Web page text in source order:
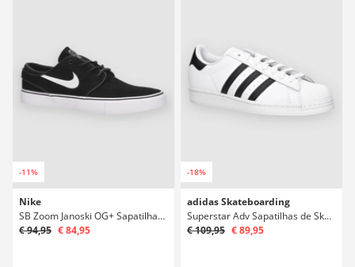
-11%
Nike
SB Zoom Janoski OG+ Sapatilhas de Skate
€ 94,95 € 84,95
-18%
adidas Skateboarding
Superstar Adv Sapatilhas de Skate
€ 109,95 € 89,95